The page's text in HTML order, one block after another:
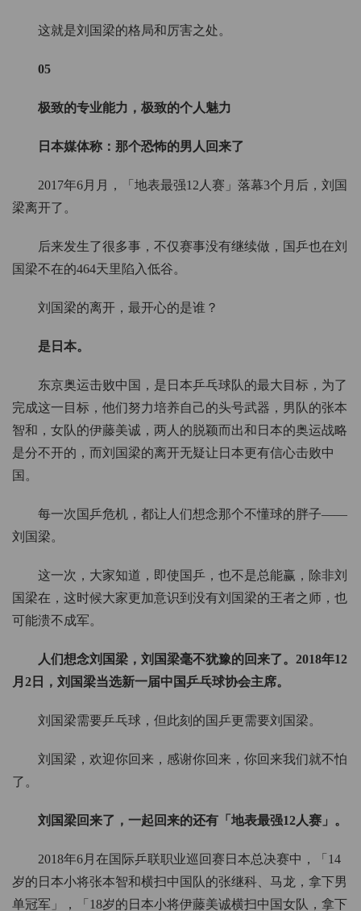
这就是刘国梁的格局和厉害之处。
05
极致的专业能力，极致的个人魅力
日本媒体称：那个恐怖的男人回来了
2017年6月月，「地表最强12人赛」落幕3个月后，刘国
梁离开了。
后来发生了很多事，不仅赛事没有继续做，国乒也在刘
国梁不在的464天里陷入低谷。
刘国梁的离开，最开心的是谁？
是日本。
东京奥运击败中国，是日本乒乓球队的最大目标，为了
完成这一目标，他们努力培养自己的头号武器，男队的张本
智和，女队的伊藤美诚，两人的脱颖而出和日本的奥运战略
是分不开的，而刘国梁的离开无疑让日本更有信心击败中
国。
每一次国乒危机，都让人们想念那个不懂球的胖子——
刘国梁。
这一次，大家知道，即使国乒，也不是总能赢，除非刘
国梁在，这时候大家更加意识到没有刘国梁的王者之师，也
可能溃不成军。
人们想念刘国梁，刘国梁毫不犹豫的回来了。2018年12
月2日，刘国梁当选新一届中国乒乓球协会主席。
刘国梁需要乒乓球，但此刻的国乒更需要刘国梁。
刘国梁，欢迎你回来，感谢你回来，你回来我们就不怕
了。
刘国梁回来了，一起回来的还有「地表最强12人赛」。
2018年6月在国际乒联职业巡回赛日本总决赛中，「14
岁的日本小将张本智和横扫中国队的张继科、马龙，拿下男
单冠军」，「18岁的日本小将伊藤美诚横扫中国女队，拿下